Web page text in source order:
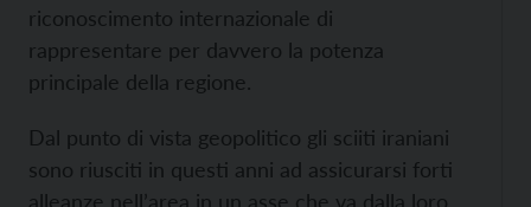
riconoscimento internazionale di
rappresentare per davvero la potenza
principale della regione.
Dal punto di vista geopolitico gli sciiti iraniani
sono riusciti in questi anni ad assicurarsi forti
alleanze nell’area in un asse che va dalla loro